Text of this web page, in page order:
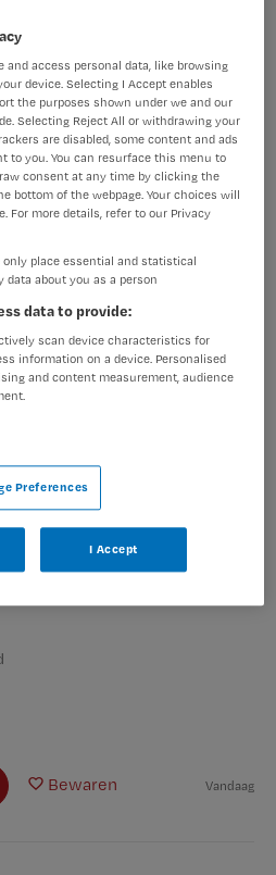
Gehandicaptenzorg
Bewaren Vandaag
and access personal data, like browsing
device. Selecting I Accept enables
the purposes shown under we and our
Selecting Reject All or withdrawing your
are disabled, some content and ads
to you. You can resurface this menu to
consent at any time by clicking the
bottom of the webpage. Your choices will
For more details, refer to our Privacy
place essential and statistical
data about you as a person
data to provide:
scan device characteristics for
information on a device. Personalised
and content measurement, audience
Preferences
I Accept